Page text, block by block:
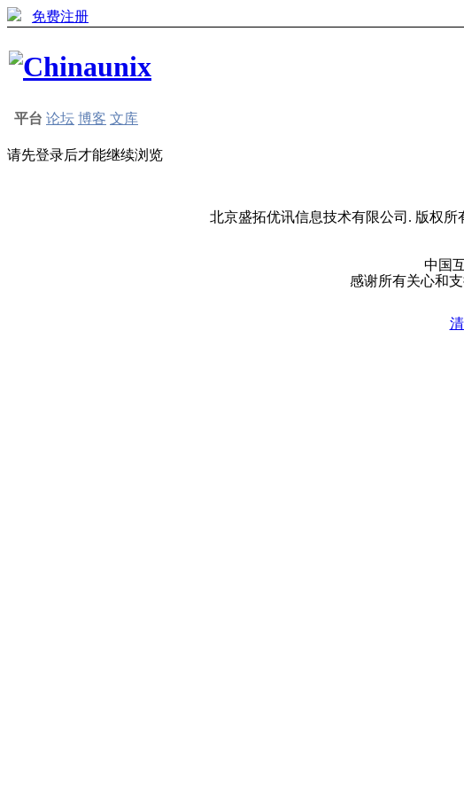
免费注册
平台 论坛 博客 文库
请先登录后才能继续浏览
北京盛拓优讯信息技术有限公司. 版权所
中国
感谢所有关心和